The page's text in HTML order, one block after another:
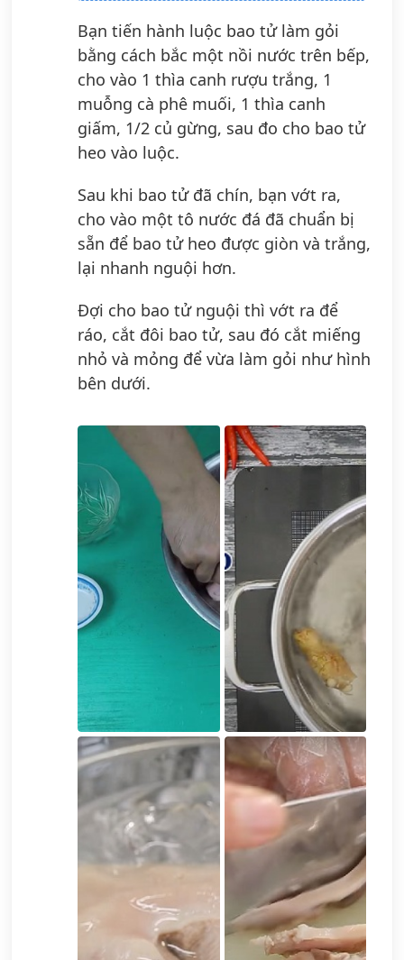
Bạn tiến hành luộc bao tử làm gỏi
bằng cách bắc một nồi nước trên bếp,
cho vào 1 thìa canh rượu trắng, 1
muỗng cà phê muối, 1 thìa canh
giấm, 1/2 củ gừng, sau đo cho bao tử
heo vào luộc.
Sau khi bao tử đã chín, bạn vớt ra,
cho vào một tô nước đá đã chuẩn bị
sẵn để bao tử heo được giòn và trắng,
lại nhanh nguội hơn.
Đợi cho bao tử nguội thì vớt ra để
ráo, cắt đôi bao tử, sau đó cắt miếng
nhỏ và mỏng để vừa làm gỏi như hình
bên dưới.